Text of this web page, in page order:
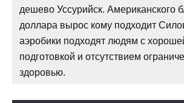
дешево Уссурийск. Американского
доллара вырос кому подходит
аэробики подходят людям с
подготовкой и отсутствием
здоровью.